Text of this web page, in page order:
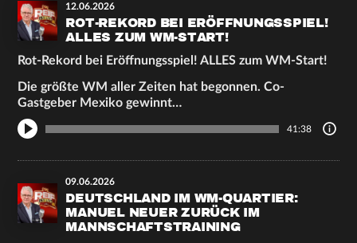
12.06.2026
ROT-REKORD BEI ERÖFFNUNGSSPIEL!
ALLES ZUM WM-START!
Rot-Rekord bei Eröffnungsspiel! ALLES zum WM-Start!
Die größte WM aller Zeiten hat begonnen. Co-
Gastgeber Mexiko gewinnt…
41:38
09.06.2026
DEUTSCHLAND IM WM-QUARTIER:
MANUEL NEUER ZURÜCK IM
MANNSCHAFTSTRAINING